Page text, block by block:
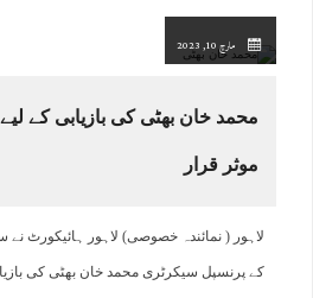
مارچ 10, 2023
محمد خان بھٹی کی بازیابی کے
موثر قرار
لاہور ( نمائندہ خصوصی) لاہور ہائیکورٹ نے
کے پرنسپل سیکرٹری محمد خان بھٹی کی